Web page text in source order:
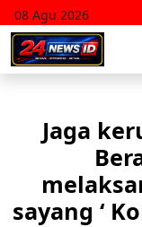
08 Agu 2026
Jaga
sayang ‘